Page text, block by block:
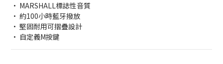
• MARSHALL標誌性音質
• 約100小時藍牙撥放
• 堅固耐用可摺疊設計
• 自定義M按鍵